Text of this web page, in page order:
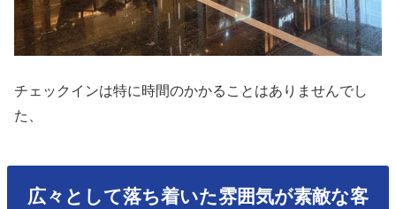
チェックインは特に時間のかかることはありませんでし
た、
広々として落ち着いた雰囲気が素敵な客